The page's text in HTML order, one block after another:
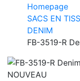
Homepage
SACS EN
DENIM
FB-3519-R
NOUVEAU